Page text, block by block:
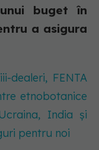
buget în
a asigura
dealeri, FENTA
etnobotanice
India și
pentru noi